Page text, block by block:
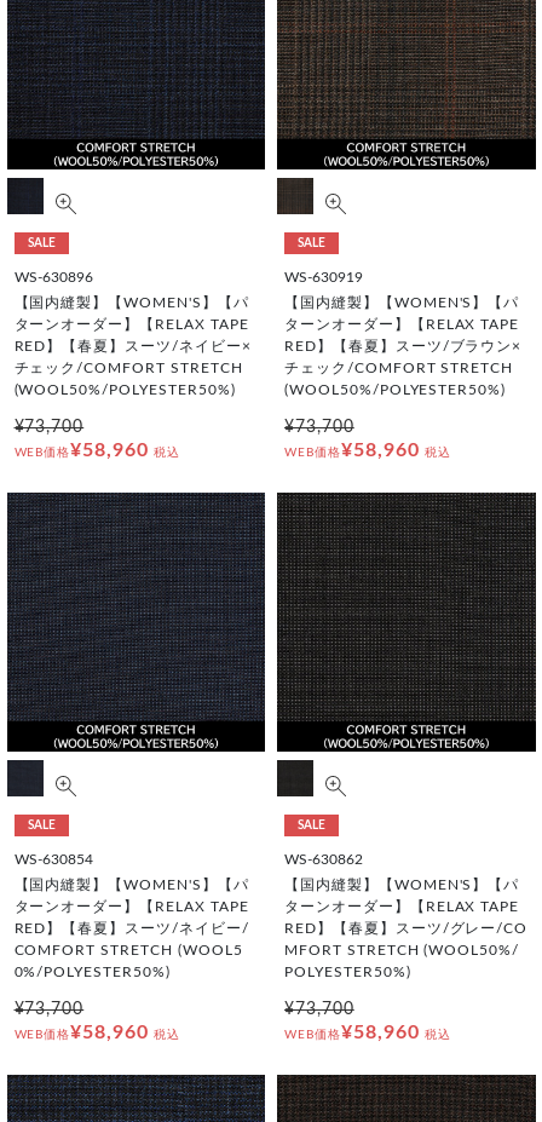
SALE
WS-630896
【国内縫製】【WOMEN'S】【パ
ターンオーダー】【RELAX TAPE
RED】【春夏】スーツ/ネイビー×
チェック/COMFORT STRETCH
(WOOL50%/POLYESTER50%)
¥73,700
WEB価格¥58,960 税込
SALE
WS-630919
【国内縫製】【WOMEN'S】【パ
ターンオーダー】【RELAX TAPE
RED】【春夏】スーツ/ブラウン×
チェック/COMFORT STRETCH
(WOOL50%/POLYESTER50%)
¥73,700
WEB価格¥58,960 税込
SALE
WS-630854
【国内縫製】【WOMEN'S】【パ
ターンオーダー】【RELAX TAPE
RED】【春夏】スーツ/ネイビー/
COMFORT STRETCH (WOOL5
0%/POLYESTER50%)
¥73,700
WEB価格¥58,960 税込
SALE
WS-630862
【国内縫製】【WOMEN'S】【パ
ターンオーダー】【RELAX TAPE
RED】【春夏】スーツ/グレー/CO
MFORT STRETCH (WOOL50%/
POLYESTER50%)
¥73,700
WEB価格¥58,960 税込